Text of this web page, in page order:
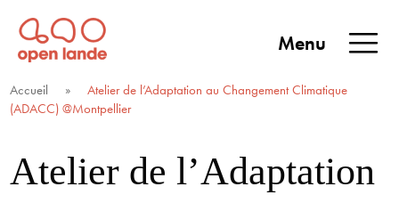
Aller
directement
au
contenu
TERRITOIRES
Open Lande
Entreprises & territoires
Menu
Accueil »
Atelier de l’Adaptation au Changement Climatique
(ADACC) @Montpellier
Atelier de l’Adaptation